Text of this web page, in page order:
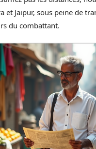
et Jaipur, sous peine de
du combattant.